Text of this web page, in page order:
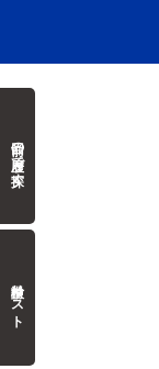
前回の履歴で探す
検討中リスト